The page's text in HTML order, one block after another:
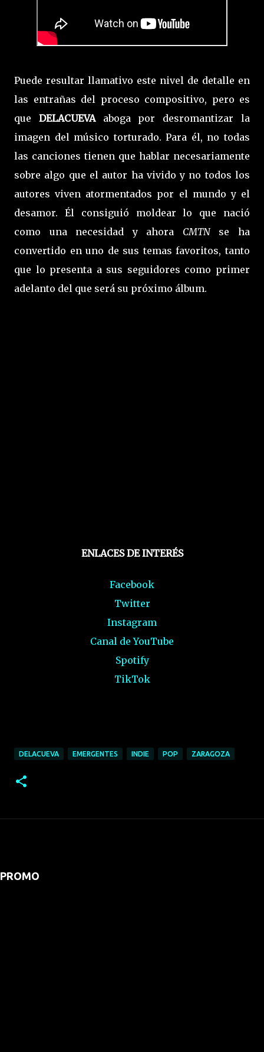
Puede resultar llamativo este nivel de detalle en
las entrañas del proceso compositivo, pero es
que DELACUEVAaboga por desromantizar la
imagen del músico torturado. Para él, no todas
las canciones tienen que hablar necesariamente
sobre algo que el autor ha vivido y no todos los
autores viven atormentados por el mundo y el
desamor. Él consiguió moldear lo que nació
como una necesidad y ahora CMTN se ha
convertido en uno de sus temas favoritos, tanto
que lo presenta a sus seguidores como primer
adelanto del que será su próximo álbum.
ENLACES DE INTERÉS
Facebook
Twitter
Instagram
Canal de YouTube
Spotify
TikTok
DELACUEVA EMERGENTES INDIE POP ZARAGOZA
PROMO